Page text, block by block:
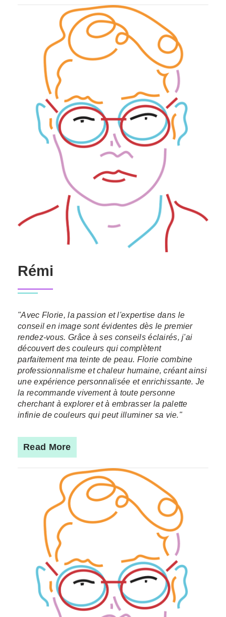
Rémi
"Avec Florie, la passion et l'expertise dans le
conseil en image sont évidentes dès le premier
rendez-vous. Grâce à ses conseils éclairés, j'ai
découvert des couleurs qui complètent
parfaitement ma teinte de peau. Florie combine
professionnalisme et chaleur humaine, créant ainsi
une expérience personnalisée et enrichissante. Je
la recommande vivement à toute personne
cherchant à explorer et à embrasser la palette
infinie de couleurs qui peut illuminer sa vie."
Read More